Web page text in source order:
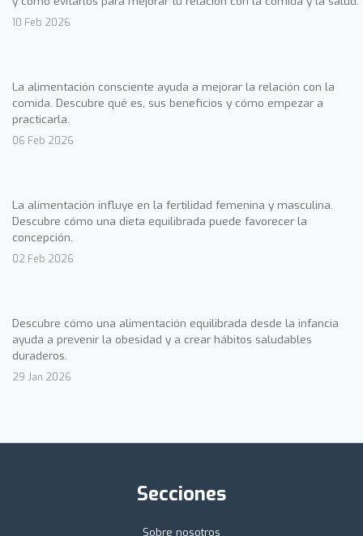
10 Feb 2026
La alimentación consciente ayuda a mejorar la relación con la
comida. Descubre qué es, sus beneficios y cómo empezar a
practicarla.
06 Feb 2026
La alimentación influye en la fertilidad femenina y masculina.
Descubre cómo una dieta equilibrada puede favorecer la
concepción.
02 Feb 2026
Descubre cómo una alimentación equilibrada desde la infancia
ayuda a prevenir la obesidad y a crear hábitos saludables
duraderos.
29 Jan 2026
Secciones
Sobre nosotros